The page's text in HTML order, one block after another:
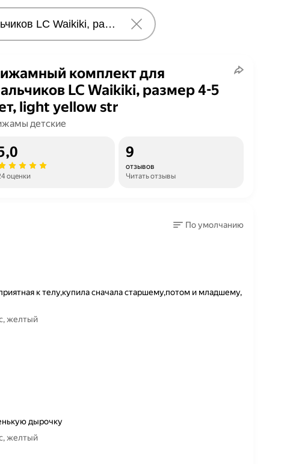
комплект для
LC Waikiki, размер 4-5
light yellow str
детские
оценки
9
отзывов
Читать отзывы
По умолчанию
к телу,купила сначала старшему,потом и младшему,
желтый
дырочку
желтый